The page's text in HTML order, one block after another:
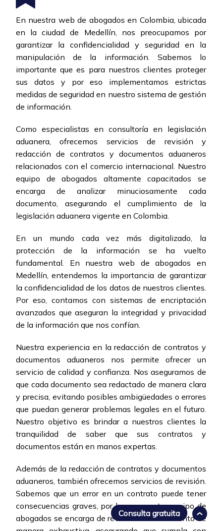
En nuestra web de abogados en Colombia, ubicada
en la ciudad de Medellín, nos preocupamos por
garantizar la confidencialidad y seguridad en la
manipulación de la información. Sabemos lo
importante que es para nuestros clientes proteger
sus datos y por eso implementamos estrictas
medidas de seguridad en nuestro sistema de gestión
de información.
Como especialistas en consultoría en legislación
aduanera, ofrecemos servicios de revisión y
redacción de contratos y documentos aduaneros
relacionados con el comercio internacional. Nuestro
equipo de abogados altamente capacitados se
encarga de analizar minuciosamente cada
documento, asegurando el cumplimiento de la
legislación aduanera vigente en Colombia.
En un mundo cada vez más digitalizado, la
protección de la información se ha vuelto
fundamental. En nuestra web de abogados en
Medellín, entendemos la importancia de garantizar
la confidencialidad de los datos de nuestros clientes.
Por eso, contamos con sistemas de encriptación
avanzados que aseguran la integridad y privacidad
de la información que nos confían.
Nuestra experiencia en la redacción de contratos y
documentos aduaneros nos permite ofrecer un
servicio de calidad y confianza. Nos aseguramos de
que cada documento sea redactado de manera clara
y precisa, evitando posibles ambigüedades o errores
que puedan generar problemas legales en el futuro.
Nuestro objetivo es brindar a nuestros clientes la
tranquilidad de saber que sus contratos y
documentos están en manos expertas.
Además de la redacción de contratos y documentos
aduaneros, también ofrecemos servicios de revisión.
Sabemos que un error en un contrato puede tener
consecuencias graves, por lo que nuestro equipo de
abogados se encarga de revisar cada documento de
Consulta gratuita